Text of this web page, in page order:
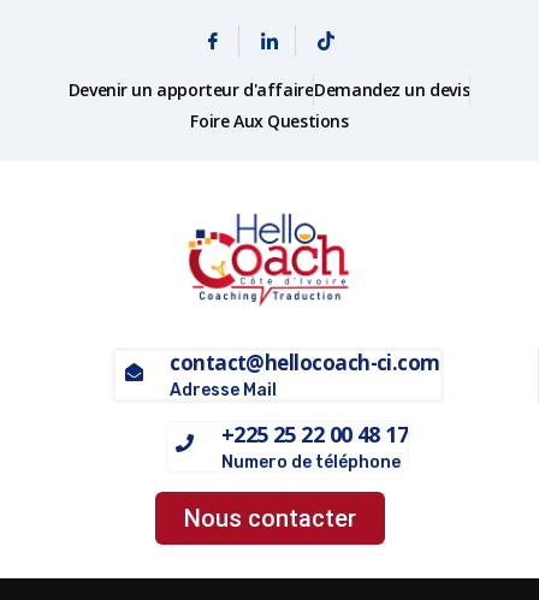
Devenir un apporteur d'affaireDemandez un devis
Foire Aux Questions
contact@hellocoach-ci.com
Adresse Mail
+225 25 22 00 48 17
Numero de téléphone
Nous contacter